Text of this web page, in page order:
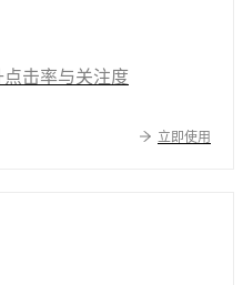
击率与关注度
立即使用